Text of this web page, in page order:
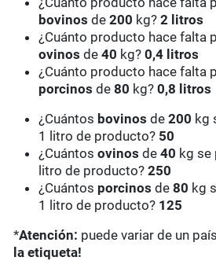
bovinos de200 kg? 2 litros
¿Cuánto producto hace falta
ovinos de40 kg? 0,4 litros
¿Cuánto producto hace falta
porcinos de80 kg? 0,8 litros
¿Cuántos bovinos de200 kg
1 litro de producto? 50
¿Cuántosovinos de40 kg se
litro de producto? 250
¿Cuántos porcinos de80 kg
1 litro de producto? 125
*Atención: puede variar de un
la etiqueta!